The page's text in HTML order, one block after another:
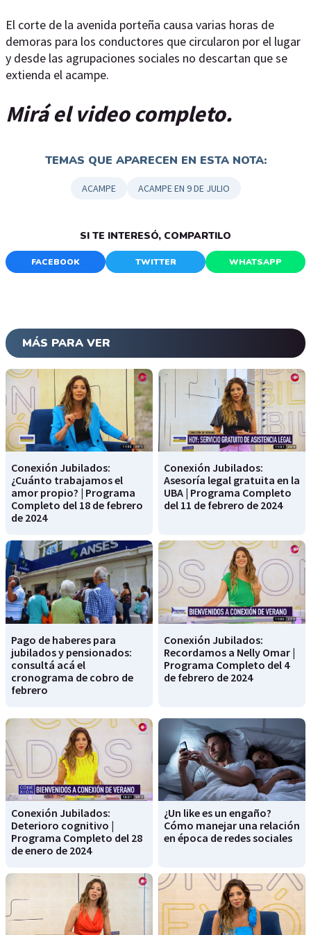
El corte de la avenida porteña causa varias horas de
demoras para los conductores que circularon por el lugar
y desde las agrupaciones sociales no descartan que se
extienda el acampe.
Mirá el video completo.
TEMAS QUE APARECEN EN ESTA NOTA:
ACAMPE ACAMPE EN 9 DE JULIO
SI TE INTERESÓ, COMPARTILO
FACEBOOK TWITTER WHATSAPP
MÁS PARA VER
Conexión Jubilados:
¿Cuánto trabajamos el
amor propio? | Programa
Completo del 18 de febrero
de 2024
Conexión Jubilados:
Asesoría legal gratuita en la
UBA | Programa Completo
del 11 de febrero de 2024
Pago de haberes para
jubilados y pensionados:
consultá acá el
cronograma de cobro de
febrero
Conexión Jubilados:
Recordamos a Nelly Omar |
Programa Completo del 4
de febrero de 2024
Conexión Jubilados:
Deterioro cognitivo |
Programa Completo del 28
de enero de 2024
¿Un like es un engaño?
Cómo manejar una relación
en época de redes sociales